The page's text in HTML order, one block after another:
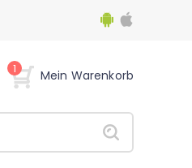
Mein Warenkorb
1